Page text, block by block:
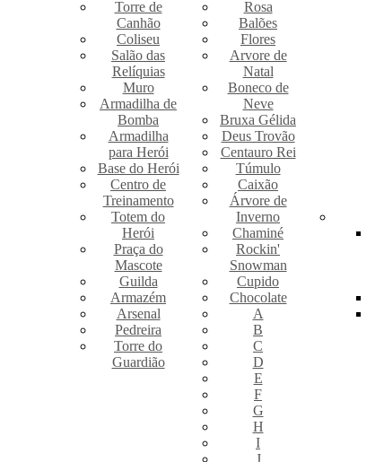
Torre de
Canhão
Coliseu
Salão das
Relíquias
Muro
Armadilha de
Bomba
Armadilha
para Herói
Base do Herói
Centro de
Treinamento
Totem do
Herói
Praça do
Mascote
Guilda
Armazém
Arsenal
Pedreira
Torre do
Guardião
Rosa
Balões
Flores
Arvore de
Natal
Boneco de
Neve
Bruxa Gélida
Deus Trovão
Centauro Rei
Túmulo
Caixão
Árvore de
Inverno
Chaminé
Rockin'
Snowman
Cupido
Chocolate
A
B
C
D
E
F
G
H
I